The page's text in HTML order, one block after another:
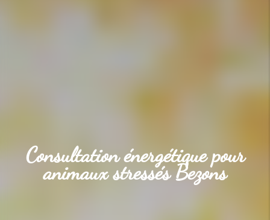
Consultation énergétique pour
animaux stressés Bezons